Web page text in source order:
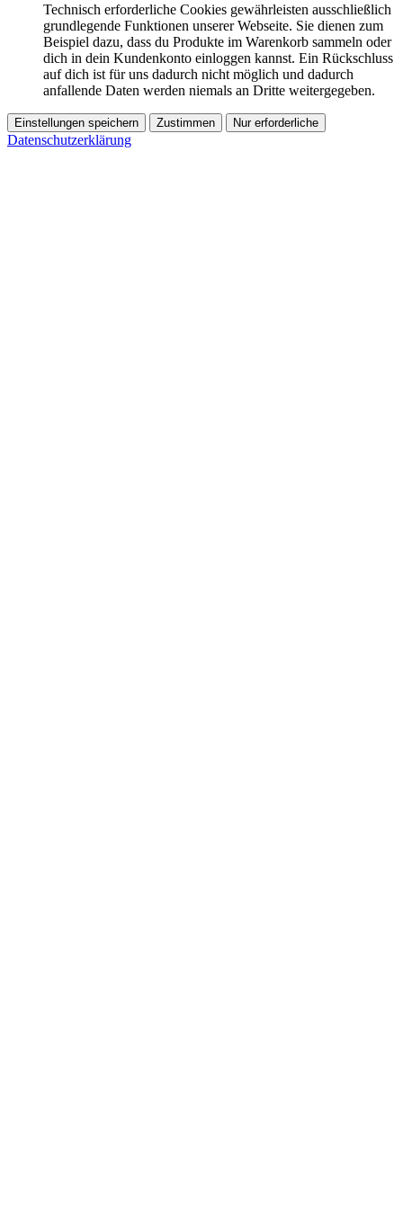
Technisch erforderliche Cookies gewährleisten ausschließlich
grundlegende Funktionen unserer Webseite. Sie dienen zum
Beispiel dazu, dass du Produkte im Warenkorb sammeln oder
dich in dein Kundenkonto einloggen kannst. Ein Rückschluss
auf dich ist für uns dadurch nicht möglich und dadurch
anfallende Daten werden niemals an Dritte weitergegeben.
Einstellungen speichern Zustimmen Nur erforderliche
Datenschutzerklärung